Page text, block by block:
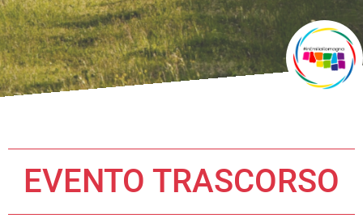
EVENTO TRASCORSO